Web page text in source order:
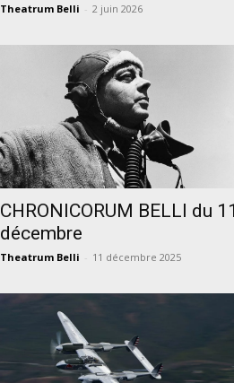
Theatrum Belli - 2 juin 2026
CHRONICORUM BELLI du 11
décembre
Theatrum Belli - 11 décembre 2025